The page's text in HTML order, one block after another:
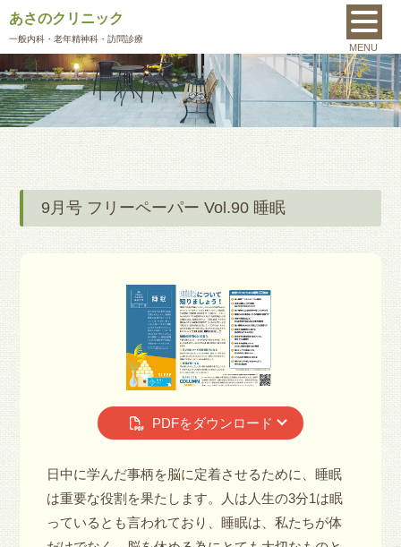
あさのクリニック
一般内科 ・老年精神科・訪問診療
MENU
9月号 フリーペーパー Vol.90 睡眠
PDFをダウンロード
日中に学んだ事柄を脳に定着させるために、睡眠
は重要な役割を果たします。人は人生の3分1は眠
っているとも言われており、睡眠は、私たちが体
MENU